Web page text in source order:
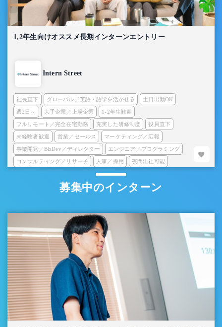
1,2年生向けオススメ長期インターンエントリー
Intern Street
社長直下 グローバル／英語・語学を活かせる 土日出勤OK
週2日～ 大手企業／上場企業 1-2年生歓迎
フルリモート／完全在宅勤務 充実した研修制度 役員直下
未経験者歓迎 営業／セールス マーケティング／広報
事業開発／BizDev／ディレクター エンジニア／プログラミング
コンサルティング／リサーチ 人事／採用 夜間出社可能
募集中のインターン